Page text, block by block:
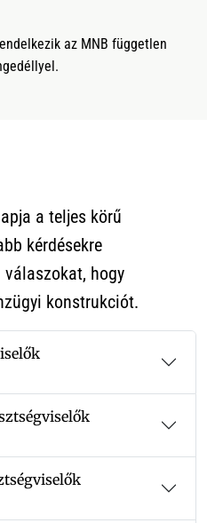
az MNB független
a teljes körű
kérdésekre
hogy
konstrukciót.